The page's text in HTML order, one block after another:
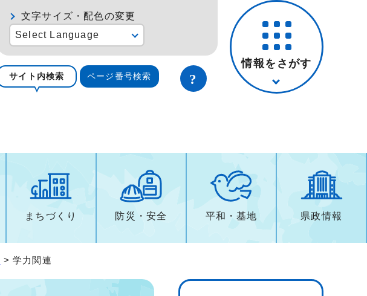
文字サイズ・配色の変更
Select Language
サイト内検索 ページ番号検索
情報をさがす
まちづくり 防災・安全 平和・基地 県政情報
> 学力関連